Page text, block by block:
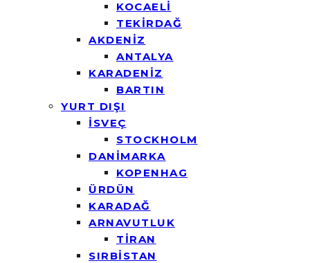
KOCAELİ
TEKİRDAĞ
AKDENİZ
ANTALYA
KARADENİZ
BARTIN
YURT DIŞI
İSVEÇ
STOCKHOLM
DANİMARKA
KOPENHAG
ÜRDÜN
KARADAĞ
ARNAVUTLUK
TİRAN
SIRBİSTAN